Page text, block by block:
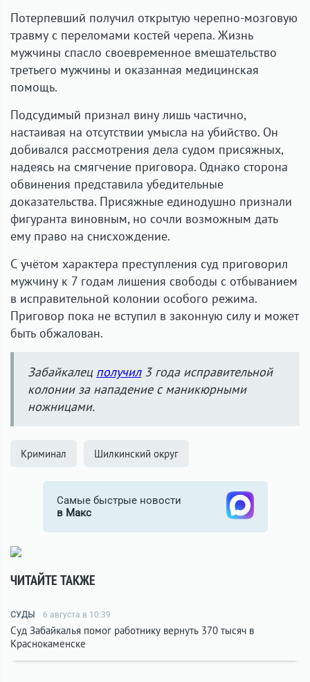
Потерпевший получил открытую черепно-мозговую
травму с переломами костей черепа. Жизнь
мужчины спасло своевременное вмешательство
третьего мужчины и оказанная медицинская
помощь.
Подсудимый признал вину лишь частично,
настаивая на отсутствии умысла на убийство. Он
добивался рассмотрения дела судом присяжных,
надеясь на смягчение приговора. Однако сторона
обвинения представила убедительные
доказательства. Присяжные единодушно признали
фигуранта виновным, но сочли возможным дать
ему право на снисхождение.
С учётом характера преступления суд приговорил
мужчину к 7 годам лишения свободы с отбыванием
в исправительной колонии особого режима.
Приговор пока не вступил в законную силу и может
быть обжалован.
Забайкалец получил3 года исправительной
колонии за нападение с маникюрными
ножницами.
Криминал Шилкинский округ
Самые быстрые новости
в Макс
ЧИТАЙТЕ ТАКЖЕ
СУДЫ 6 августа в 10:39
Суд Забайкалья помог работнику вернуть 370 тысяч в
Краснокаменске